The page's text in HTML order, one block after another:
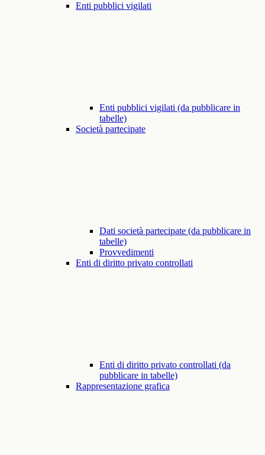
Enti pubblici vigilati
Enti pubblici vigilati (da pubblicare in
tabelle)
Società partecipate
Dati società partecipate (da pubblicare in
tabelle)
Provvedimenti
Enti di diritto privato controllati
Enti di diritto privato controllati (da
pubblicare in tabelle)
Rappresentazione grafica